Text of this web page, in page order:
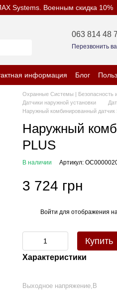
Systems. Военным скидка 10%
063 814 48
Перезвонить
информация Блог
Охранные Системы | Безопасность
Датчики наружной установки
Наружный комбинированный датчик
Наружный
PLUS
В наличии Артикул:
3 724 грн
Войти для отображения
Купить
Характеристики
Выходное напряжение,В